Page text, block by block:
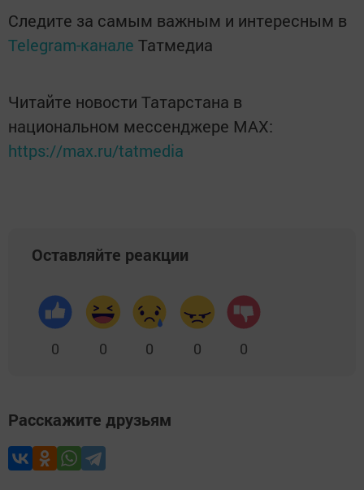
Следите за самым важным и интересным в
Telegram-канале Татмедиа
Читайте новости Татарстана в
национальном мессенджере MАХ:
https://max.ru/tatmedia
Оставляйте реакции
0 0 0 0 0
Расскажите друзьям